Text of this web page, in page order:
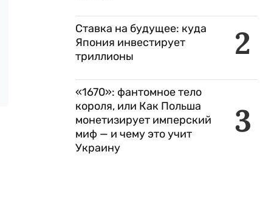
2
Ставка на будущее: куда
Япония инвестирует
триллионы
3
«1670»: фантомное тело
короля, или Как Польша
монетизирует имперский
миф — и чему это учит
Украину